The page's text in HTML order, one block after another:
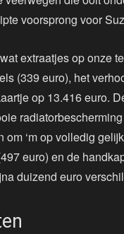
voorsprong voor
extraatjes op onze
(339 euro), het
op 13.416 euro.
om ‘m op volledig
euro) en de
duizend euro